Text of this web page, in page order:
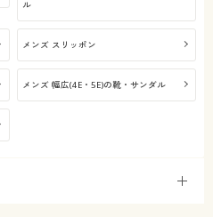
ル
メンズ スリッポン
メンズ 幅広(4E・5E)の靴・サンダル